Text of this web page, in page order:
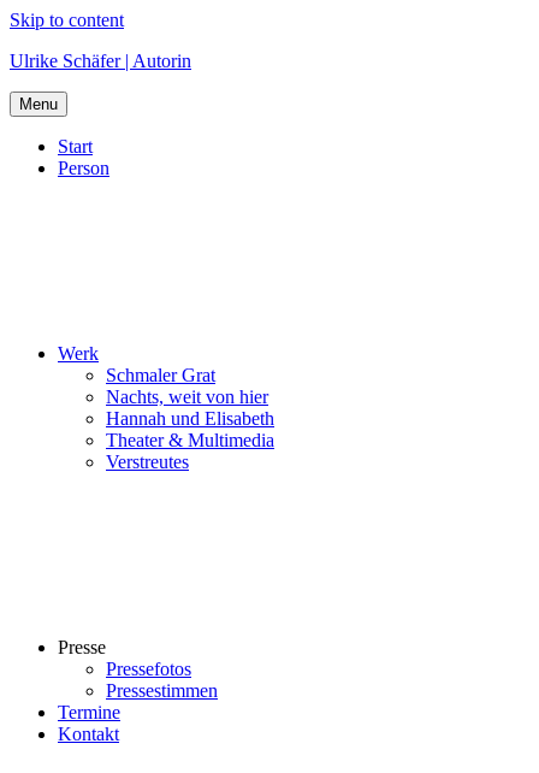
Skip to content
Ulrike Schäfer | Autorin
Menu
Start
Person
Werk
Schmaler Grat
Nachts, weit von hier
Hannah und Elisabeth
Theater & Multimedia
Verstreutes
Presse
Pressefotos
Pressestimmen
Termine
Kontakt